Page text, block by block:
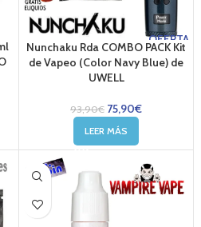
OFERTA
Nunchaku Rda COMBO PACK Kit
de Vapeo (Color Navy Blue) de
UWELL
93,90€ 75,90€
LEER MÁS